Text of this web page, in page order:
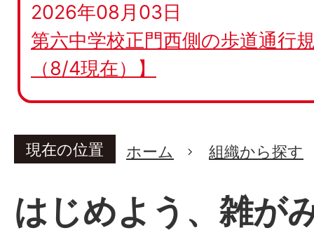
2026年08月03日
第六中学校正門西側の歩道通行
（8/4現在）】
現在の位置 ホーム 組織から探す
はじめよう、雑が